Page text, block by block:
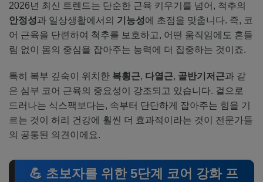
2026년 최신 트렌드는 단순한 근육 키우기를 넘어, 척추의
안정성과 일상생활에서의 기능성에 초점을 맞춥니다. 즉, 코
어 근육을 단련하여 척추를 보호하고, 어떤 움직임에도 흔들
림 없이 몸의 중심을 잡아주는 능력에 더 집중하는 것이죠.
특히 복부 깊숙이 위치한 복횡근, 다열근, 골반기저근과 같
은 심부 코어 근육의 중요성이 강조되고 있습니다. 겉으로
드러나는 식스팩보다는, 속부터 단단하게 잡아주는 힘을 기
르는 것이 허리 건강에 훨씬 더 효과적이라는 것이 전문가들
의 공통된 의견이에요.
💪 초보자를 위한 5단계 코어 강화 프